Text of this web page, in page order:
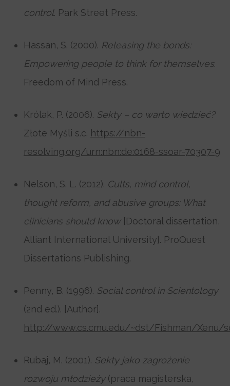
control. Park Street Press.
Hassan, S. (2000). Releasing the bonds:
Empowering people to think for themselves.
Freedom of Mind Press.
Królak, P. (2006). Sekty – co warto wiedzieć?
Złote Myśli s.c. https://nbn-
resolving.org/urn:nbn:de:0168-ssoar-70307-9
Nelson, S. L. (2012). Cults, mind control,
thought reform, and abusive groups: What
clinicians should know[Doctoral dissertation,
Alliant International University]. ProQuest
Dissertations Publishing.
Penny, B. (1996). Social control in Scientology
(2nd ed.). [Author].
http://www.cs.cmu.edu/~dst/Fishman/Xenu/
Rubaj, M. (2001). Sekty jako zagrożenie
rozwoju młodzieży(praca magisterska,